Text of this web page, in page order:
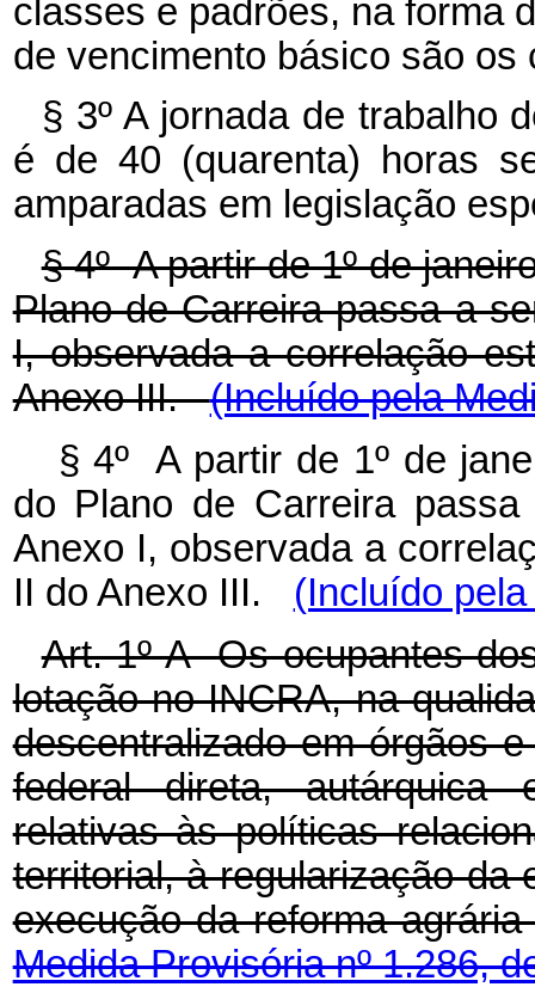
classes e padrões, na forma
de vencimento básico são
§ 3º A jornada de trabalho
é de 40 (quarenta) horas
amparadas em legislação
§ 4º A partir de 1º de
Plano de Carreira passa a
I, observada a correlação
Anexo III.(Incluído pela
§ 4º A partir de 1º de
do Plano de Carreira
Anexo I, observada a
II do Anexo III.
(Incluído
Art. 1º-A Os ocupantes
lotação no INCRA, na
descentralizado em órgãos
federal direta, autárquica
relativas às políticas
territorial, à regularização da
execução da reforma
Medida Provisória nº 1.286,